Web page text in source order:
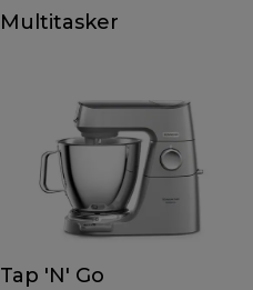
Multitasker
Tap 'N' Go